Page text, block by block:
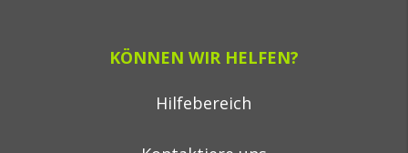
KÖNNEN WIR HELFEN?
Hilfebereich